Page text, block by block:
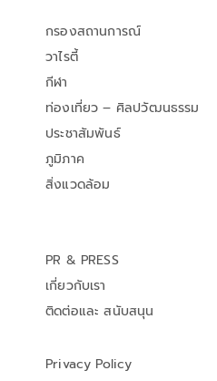
กรองสถานการณ์
วาไรตี้
กีฬา
ท่องเที่ยว – ศิลปวัฒนธรรม
ประชาสัมพันธ์
ภูมิภาค
สิ่งแวดล้อม
PR & PRESS
เกี่ยวกับเรา
ติดต่อและ สนับสนุน
Privacy Policy